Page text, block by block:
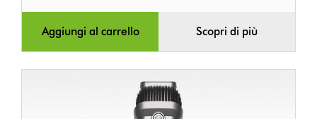
Aggiungi al carrello Scopri di più